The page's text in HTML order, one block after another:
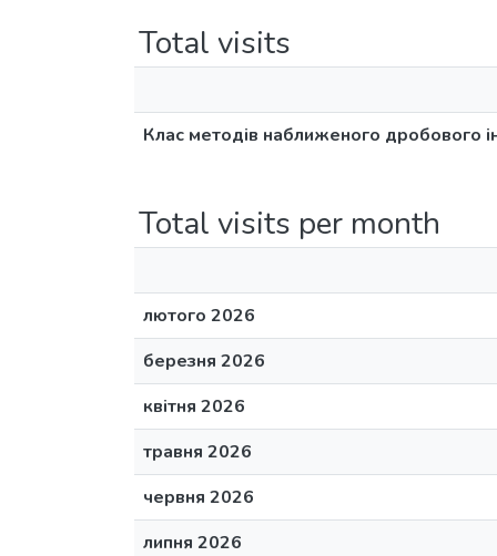
Total visits
Клас методів наближеного дробового
Total visits per month
лютого 2026
березня 2026
квітня 2026
травня 2026
червня 2026
липня 2026